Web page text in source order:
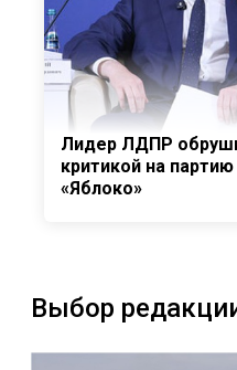
Лидер ЛДПР
критикой на партию
«Яблоко»
Выбор